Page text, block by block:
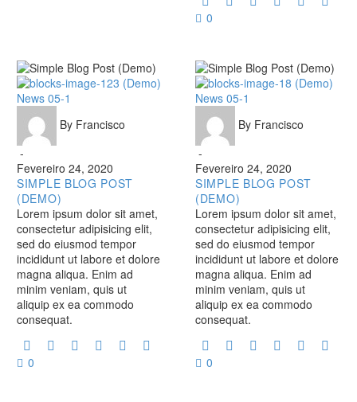
0
Simple
Post
(Demo)
News 05-1
By Francisco
-
Fevereiro 24, 2020
SIMPLE BLOG POST
(DEMO)
Lorem ipsum dolor sit amet,
consectetur adipisicing elit,
sed do eiusmod tempor
incididunt ut labore et dolore
magna aliqua. Enim ad
minim veniam, quis ut
aliquip ex ea commodo
consequat.
0
Simple
Post
(Demo)
News 05-1
By Francisco
-
Fevereiro 24, 2020
SIMPLE BLOG POST
(DEMO)
Lorem ipsum dolor sit amet,
consectetur adipisicing elit,
sed do eiusmod tempor
incididunt ut labore et dolore
magna aliqua. Enim ad
minim veniam, quis ut
aliquip ex ea commodo
consequat.
0